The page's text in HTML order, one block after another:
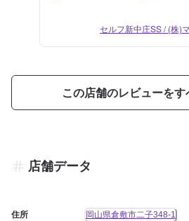
セルフ新中庄SS / (株)
この店舗のレビューを
店舗データ
住所 岡山県倉敷市二子348-1